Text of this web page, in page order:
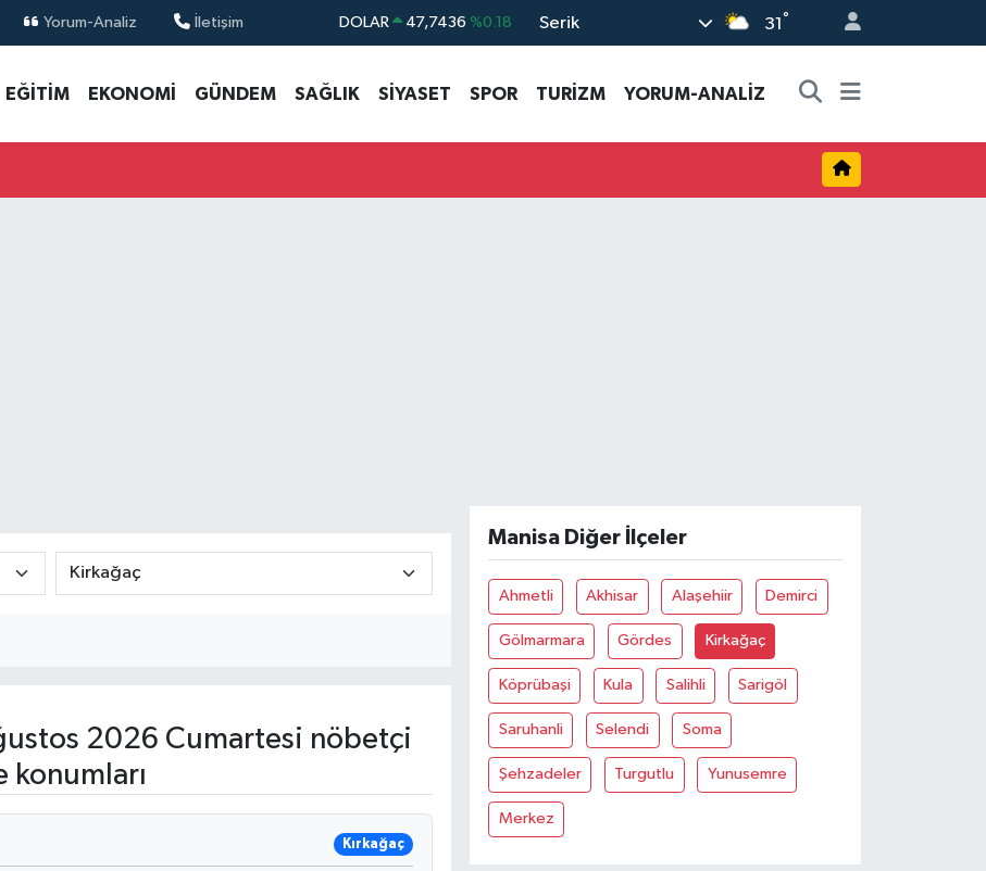
Yorum-Analiz İletişim DOLAR 47,7436 %0.18
STERLİN 64,4811 %0.38
GRAM ALTIN 6660.55 %0.03
Serik 31 °
EĞİTİM EKONOMİ GÜNDEM SAĞLIK SİYASET SPOR TURİZM YORUM-ANALİZ
2026 Cumartesi nöbetçi
konumları
Kırkağaç
Manisa Diğer İlçeler
Ahmetli Akhisar Alaşehiir Demirci
Gölmarmara Gördes Kirkağaç
Köprübaşi Kula Salihli Sarigöl
Saruhanli Selendi Soma
Şehzadeler Turgutlu Yunusemre
Merkez